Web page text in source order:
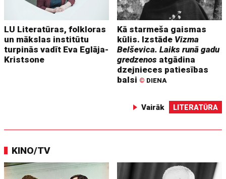
LU Literatūras, folkloras
un mākslas institūtu
turpinās vadīt Eva Eglāja-
Kristsone
Kā starmeša gaismas
kūlis. Izstāde Vizma
Belševica. Laiks runā gadu
gredzenos atgādina
dzejnieces patiesības
balsi © DIENA
Vairāk LITERATŪRA
KINO/TV